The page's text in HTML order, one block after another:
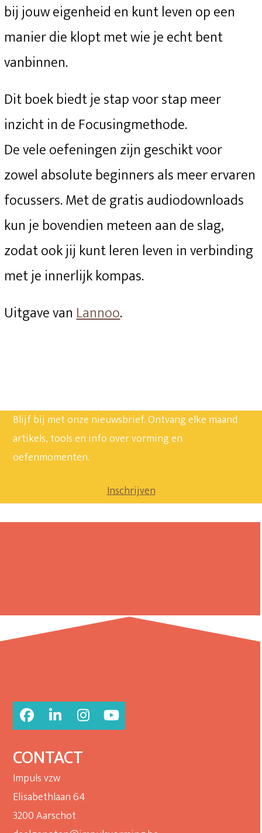
bij jouw eigenheid en kunt leven op een
manier die klopt met wie je echt bent
vanbinnen.
Dit boek biedt je stap voor stap meer
inzicht in de Focusingmethode.
De vele oefeningen zijn geschikt voor
zowel absolute beginners als meer ervaren
focussers. Met de gratis audiodownloads
kun je bovendien meteen aan de slag,
zodat ook jij kunt leren leven in verbinding
met je innerlijk kompas.
Uitgave vanLannoo.
Blijf bij met onze nieuwsbrief. Ontvang elke maand
artikels, tools en info over vorming en
oefenmomenten.
Inschrijven
Facebook
LinkedInInstagram
YouTube
CONTACT
Impuls vzw
Elisabethlaan 64
3200 Aarschot